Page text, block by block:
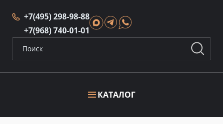
КАТАЛОГ
+7(495) 298-98-88
+7(968) 740-01-01